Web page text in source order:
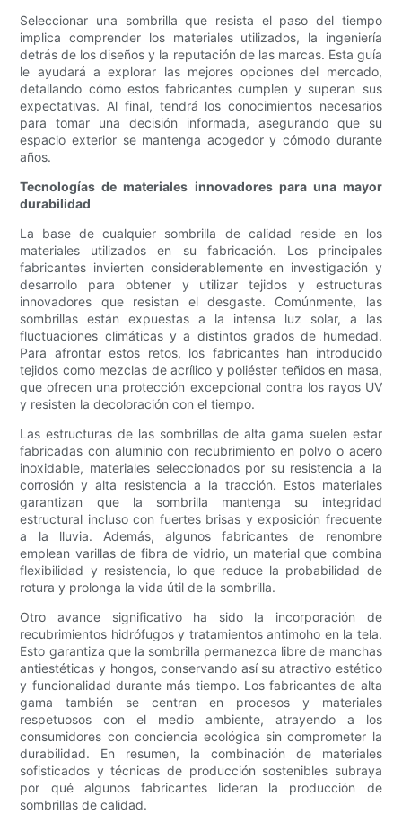
Seleccionar una sombrilla que resista el paso del tiempo
implica comprender los materiales utilizados, la ingeniería
detrás de los diseños y la reputación de las marcas. Esta guía
le ayudará a explorar las mejores opciones del mercado,
detallando cómo estos fabricantes cumplen y superan sus
expectativas. Al final, tendrá los conocimientos necesarios
para tomar una decisión informada, asegurando que su
espacio exterior se mantenga acogedor y cómodo durante
años.
Tecnologías de materiales innovadores para una mayor
durabilidad
La base de cualquier sombrilla de calidad reside en los
materiales utilizados en su fabricación. Los principales
fabricantes invierten considerablemente en investigación y
desarrollo para obtener y utilizar tejidos y estructuras
innovadores que resistan el desgaste. Comúnmente, las
sombrillas están expuestas a la intensa luz solar, a las
fluctuaciones climáticas y a distintos grados de humedad.
Para afrontar estos retos, los fabricantes han introducido
tejidos como mezclas de acrílico y poliéster teñidos en masa,
que ofrecen una protección excepcional contra los rayos UV
y resisten la decoloración con el tiempo.
Las estructuras de las sombrillas de alta gama suelen estar
fabricadas con aluminio con recubrimiento en polvo o acero
inoxidable, materiales seleccionados por su resistencia a la
corrosión y alta resistencia a la tracción. Estos materiales
garantizan que la sombrilla mantenga su integridad
estructural incluso con fuertes brisas y exposición frecuente
a la lluvia. Además, algunos fabricantes de renombre
emplean varillas de fibra de vidrio, un material que combina
flexibilidad y resistencia, lo que reduce la probabilidad de
rotura y prolonga la vida útil de la sombrilla.
Otro avance significativo ha sido la incorporación de
recubrimientos hidrófugos y tratamientos antimoho en la tela.
Esto garantiza que la sombrilla permanezca libre de manchas
antiestéticas y hongos, conservando así su atractivo estético
y funcionalidad durante más tiempo. Los fabricantes de alta
gama también se centran en procesos y materiales
respetuosos con el medio ambiente, atrayendo a los
consumidores con conciencia ecológica sin comprometer la
durabilidad. En resumen, la combinación de materiales
sofisticados y técnicas de producción sostenibles subraya
por qué algunos fabricantes lideran la producción de
sombrillas de calidad.